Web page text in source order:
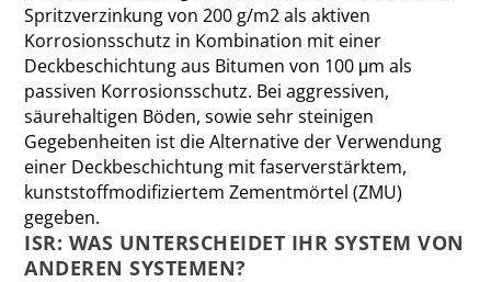
Spritzverzinkung von 200 g/m2 als aktiven
Korrosionsschutz in Kombination mit einer
Deckbeschichtung aus Bitumen von 100 μm als
passiven Korrosionsschutz. Bei aggressiven,
säurehaltigen Böden, sowie sehr steinigen
Gegebenheiten ist die Alternative der Verwendung
einer Deckbeschichtung mit faserverstärktem,
kunststoffmodifiziertem Zementmörtel (ZMU)
gegeben.
ISR: WAS UNTERSCHEIDET IHR SYSTEM VON
ANDEREN SYSTEMEN?